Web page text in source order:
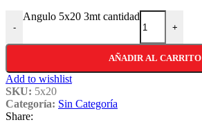
-
Angulo 5x20 3mt cantidad
+
AÑADIR AL CARRITO
Add to wishlist
SKU: 5x20
Categoría: Sin Categoría
Share: